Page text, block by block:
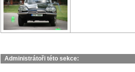
Administrátoři této sekce: